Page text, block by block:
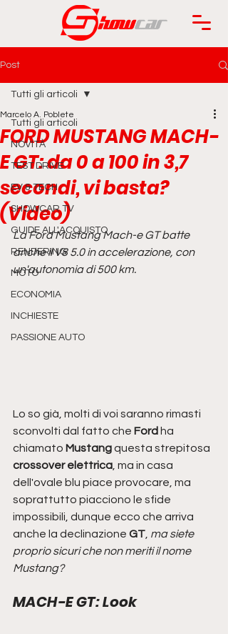
Post
Tutti gli articoli
NOVITÀ
TEST DRIVE
EV & TECH
SHOWCAR TV
GUIDE ALL'ACQUISTO
RENDERING
MOTO
ECONOMIA
INCHIESTE
PASSIONE AUTO
Tutti gli articoli
FORD MUSTANG MACH-
E GT: da 0 a 100 in 3,7
secondi, vi basta?
(Video)
Marcelo A. Poblete
La Ford Mustang Mach-e GT batte
anche il V8 5.0 in accelerazione, con
un'autonomia di 500 km.
Lo so già, molti di voi saranno rimasti
sconvolti dal fatto che Ford ha
chiamato Mustang questa strepitosa
crossover elettrica , ma in casa
dell'ovale blu piace provocare, ma
soprattutto piacciono le sfide
impossibili, dunque ecco che arriva
anche la declinazione GT ma siete
proprio sicuri che non meriti il nome
Mustang?
MACH-E GT: Look